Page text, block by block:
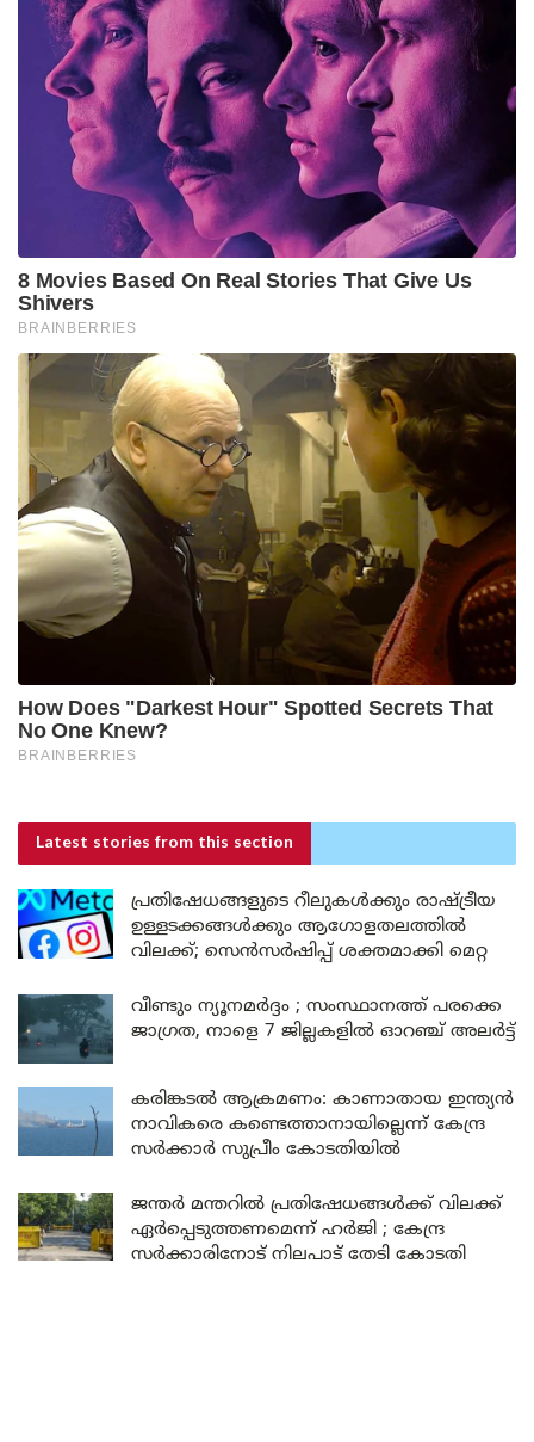
Latest stories from this section
പ്രതിഷേധങ്ങളുടെ റീലുകൾക്കും രാഷ്ട്രീയ
ഉള്ളടക്കങ്ങൾക്കും ആഗോളതലത്തിൽ
വിലക്ക്; സെൻസർഷിപ്പ് ശക്തമാക്കി മെറ്റ
വീണ്ടും ന്യൂനമർദ്ദം ; സംസ്ഥാനത്ത് പരക്കെ
ജാഗ്രത, നാളെ 7 ജില്ലകളിൽ ഓറഞ്ച് അലർട്ട്
കരിങ്കടൽ ആക്രമണം: കാണാതായ ഇന്ത്യൻ
നാവികരെ കണ്ടെത്താനായില്ലെന്ന് കേന്ദ്ര
സർക്കാർ സുപ്രീം കോടതിയിൽ
ജന്തർ മന്തറിൽ പ്രതിഷേധങ്ങൾക്ക് വിലക്ക്
ഏർപ്പെടുത്തണമെന്ന് ഹർജി ; കേന്ദ്ര
സർക്കാരിനോട് നിലപാട് തേടി കോടതി